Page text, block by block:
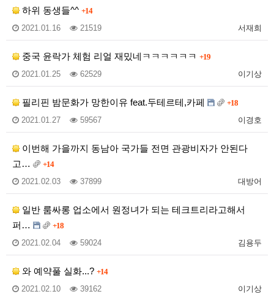
하위 동생들^^ +14
서재희
2021.01.16 21519
중국 윤락가 체험 리얼 재밌네ㅋㅋㅋㅋㅋㅋ +19
이기상
2021.01.25 62529
필리핀 밤문화가 망한이유 feat.두테르테,카페 +18
이경호
2021.01.27 59567
이번해 가을까지 동남아 국가들 전면 관광비자가 안된다
고…
+14
대방어
2021.02.03 37899
일반 룸싸롱 업소에서 원정녀가 되는 테크트리라고해서
퍼…
+18
김용두
2021.02.04 59024
와 예약풀 실화...? +14
이기상
2021.02.10 39162